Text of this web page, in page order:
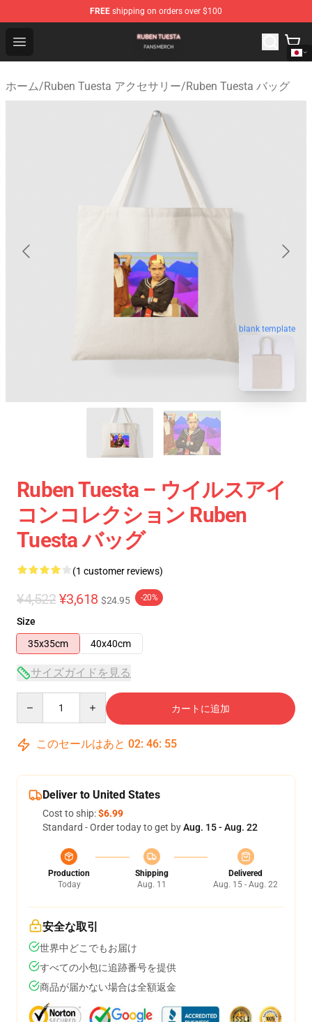
FREE shipping on orders over $100
Open menu
Ruben Tuesta Shop - Official Ruben Tuesta Merchandise
ホーム/Ruben Tuesta アクセサリー/Ruben Tuesta バッグ
blank template
Ruben Tuesta – ウイルスアイ
コンコレクション Ruben
Tuesta バッグ
(1 customer reviews)
¥4,522 ¥3,618 $24.95 -20%
Size
35x35cm
40x40cm
サイズガイドを見る
カートに追加
このセールはあと 02: 46: 55
Deliver to United States
Cost to ship:$6.99
Standard - Order today to get byAug. 15 - Aug. 22
Production
Today
Shipping
Aug. 11
Delivered
Aug. 15 - Aug. 22
安全な取引
世界中どこでもお届け
すべての小包に追跡番号を提供
商品が届かない場合は全額返金